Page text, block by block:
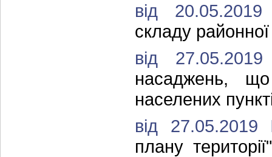
від
складу районної
від
насаджень,
населених
від
плану території"